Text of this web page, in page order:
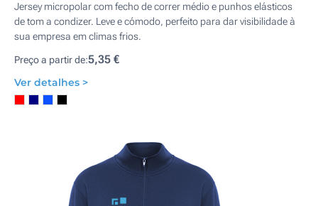
Jersey micropolar com fecho de correr médio e punhos elásticos
de tom a condizer. Leve e cómodo, perfeito para dar visibilidade à
sua empresa em climas frios.
Preço a partir de:5,35 €
Ver detalhes >